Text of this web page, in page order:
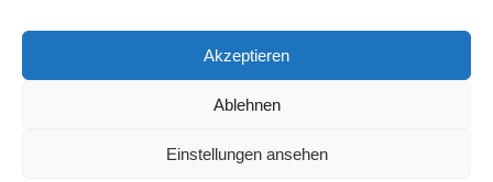
Akzeptieren
Ablehnen
Einstellungen ansehen
Tutti i diritti riservati.
Informativa sulla privacy